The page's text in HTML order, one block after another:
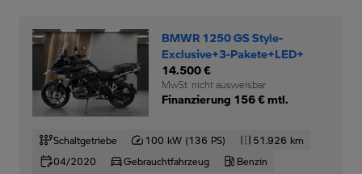
BMWR 1250 GS Style-
Exclusive+3-Pakete+LED+
14.500 €
MwSt. nicht ausweisbar
Finanzierung 156 € mtl.
Schaltgetriebe 100 kW (136 PS)
51.926 km
04/2020
Gebrauchtfahrzeug
Benzin